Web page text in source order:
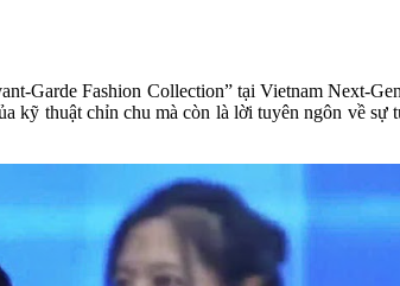
Garde Fashion Collection” tại Vietnam Next-
kỹ thuật chỉn chu mà còn là lời tuyên ngôn về